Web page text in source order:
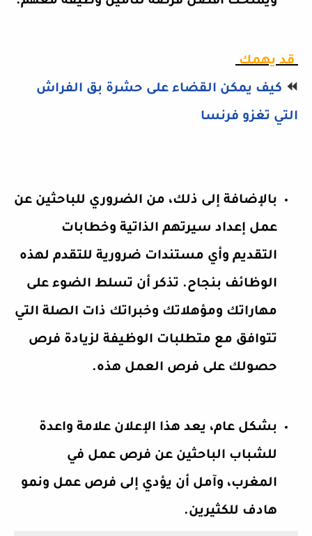
قد يهمك
⏪ كيف يمكن القضاء على حشرة بق الفراش
التي تغزو فرنسا
بالإضافة إلى ذلك، من الضروري للباحثين عن
عمل إعداد سيرتهم الذاتية وخطابات
التقديم وأي مستندات ضرورية للتقدم لهذه
الوظائف بنجاح. تذكر أن تسلط الضوء على
مهاراتك ومؤهلاتك وخبراتك ذات الصلة التي
تتوافق مع متطلبات الوظيفة لزيادة فرص
حصولك على فرص العمل هذه.
بشكل عام، يعد هذا الإعلان علامة واعدة
للشباب الباحثين عن فرص عمل في
المغرب، وآمل أن يؤدي إلى فرص عمل ونمو
هادف للكثيرين.